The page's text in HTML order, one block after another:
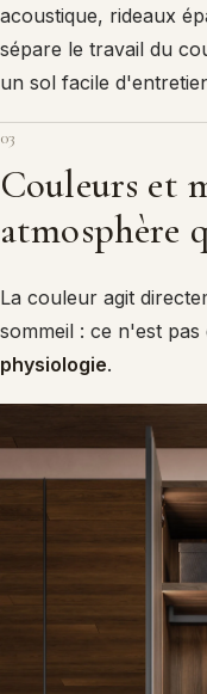
acoustique, rideaux
sépare le travail du
un sol facile
03
Couleurs et
atmosphère
La couleur agit
sommeil : ce n'est
physiologie.